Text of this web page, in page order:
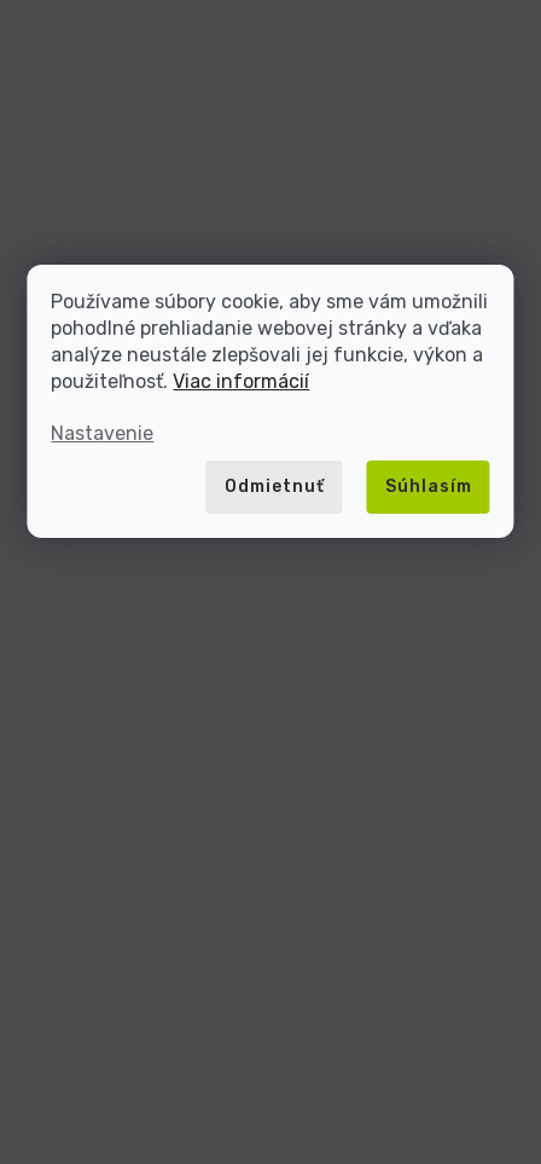
Používame súbory cookie, aby sme vám umožnili
pohodlné prehliadanie webovej stránky a vďaka
analýze neustále zlepšovali jej funkcie, výkon a
použiteľnosť.Viac informácií
Nastavenie
Odmietnuť Súhlasím